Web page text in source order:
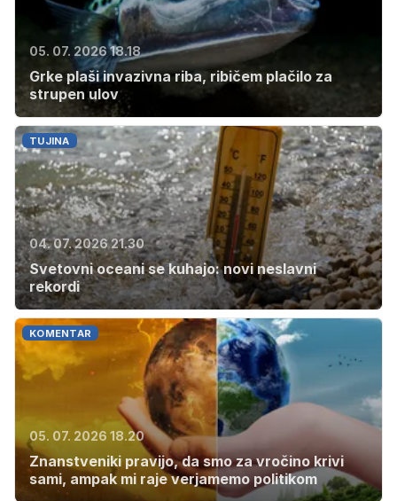
05. 07. 2026 18.18
Grke plaši invazivna riba, ribičem plačilo za
strupen ulov
TUJINA
04. 07. 2026 21.30
Svetovni oceani se kuhajo: novi neslavni
rekordi
KOMENTAR
05. 07. 2026 18.20
Znanstveniki pravijo, da smo za vročino krivi
sami, ampak mi raje verjamemo politikom